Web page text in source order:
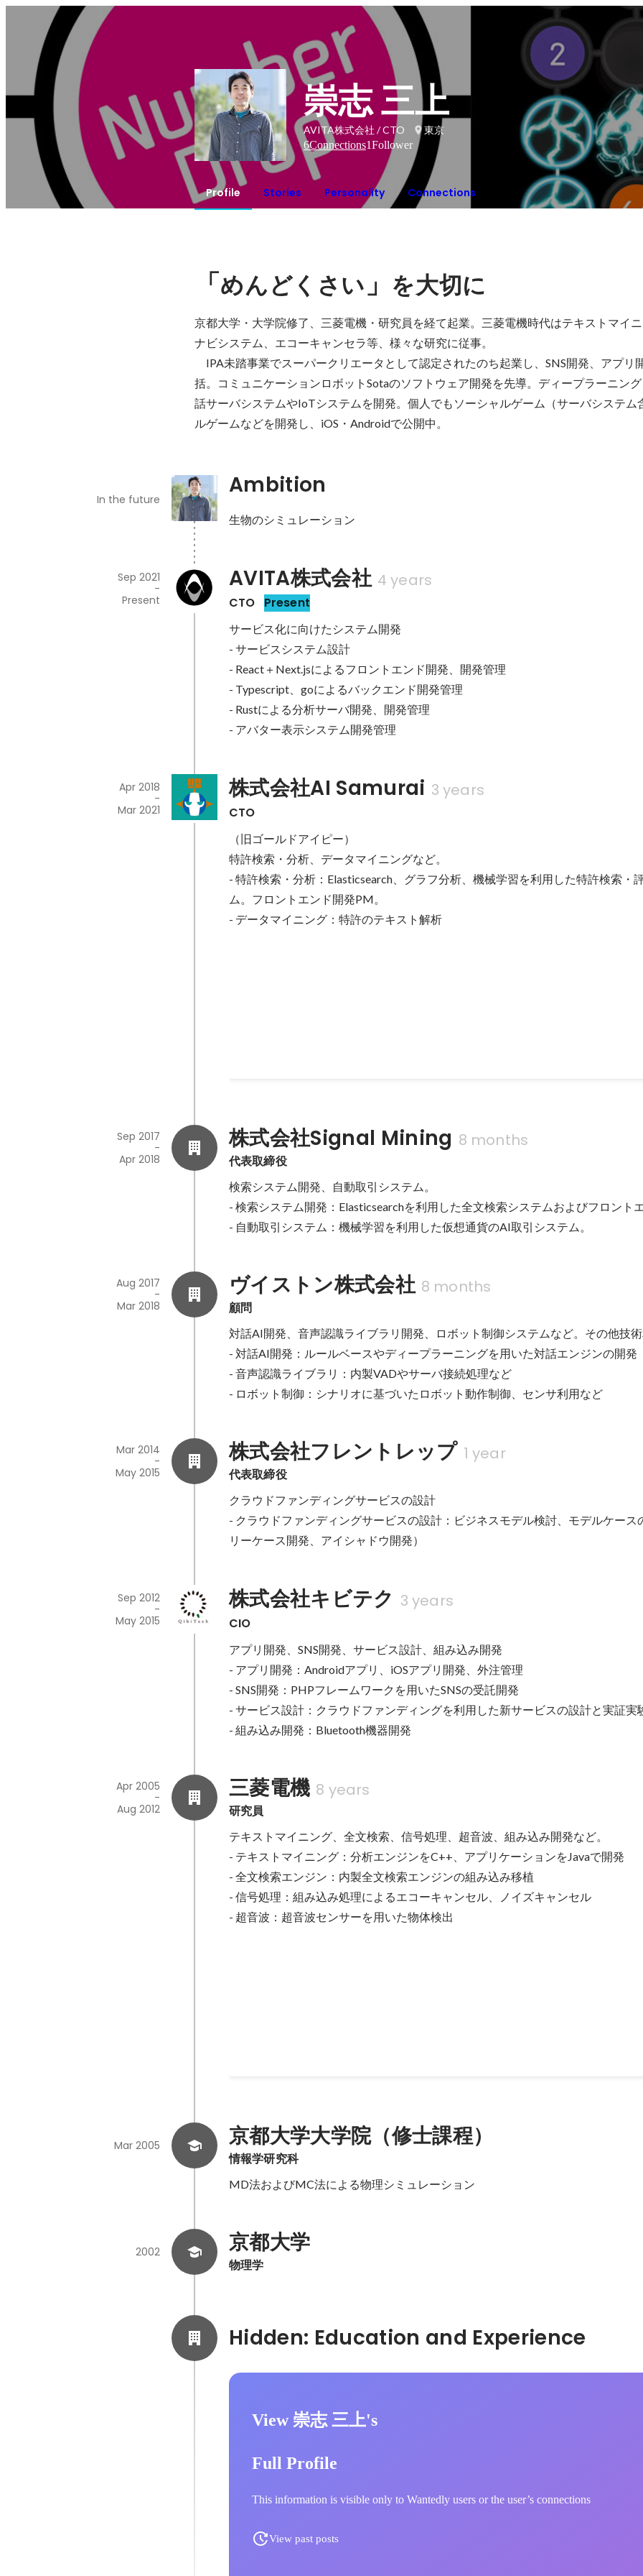
崇志 三上
AVITA株式会社 / CTO
東京
6Connections1Follower
Profile Stories Personality Connections
「めんどくさい」 を大切に
京都大学・大学院修了、三菱電機・研究員を経て起業。三菱電機時代はテキストマイ
ナビシステム、エコーキャンセラ等、様々な研究に従事。
IPA未踏事業でスーパークリエータとして認定されたのち起業し、SNS開発、アプリ
括。コミュニケーションロボットSotaのソフトウェア開発を先導。ディープラーニン
話サーバシステムやIoTシステムを開発。個人でもソーシャルゲーム（サーバシステム
ルゲームなどを開発し、iOS・Androidで公開中。
Ambition
In the future
生物のシミュレーション
AVITA株式会社 4 years
CTO Present
Sep 2021
-
Present
サービス化に向けたシステム開発
- サービスシステム設計
- React＋Next.jsによるフロントエンド開発、開発管理
- Typescript、goによるバックエンド開発管理
- Rustによる分析サーバ開発、開発管理
- アバター表示システム開発管理
株式会社AI Samurai 3 years
CTO
Apr 2018
-
Mar 2021
（旧ゴールドアイピー）
特許検索・分析、データマイニングなど。
- 特許検索・分析：Elasticsearch、グラフ分析、機械学習を利用した特許検索・
ム。フロントエンド開発PM。
- データマイニング：特許のテキスト解析
株式会社Signal Mining 8 months
代表取締役
Sep 2017
-
Apr 2018
検索システム開発、自動取引システム。
- 検索システム開発：Elasticsearchを利用した全文検索システムおよびフロント
- 自動取引システム：機械学習を利用した仮想通貨のAI取引システム。
ヴイストン株式会社 8 months
顧問
Aug 2017
-
Mar 2018
対話AI開発、音声認識ライブラリ開発、ロボット制御システムなど。その他技術
- 対話AI開発：ルールベースやディープラーニングを用いた対話エンジンの開発
- 音声認識ライブラリ：内製VADやサーバ接続処理など
- ロボット制御：シナリオに基づいたロボット動作制御、センサ利用など
株式会社フレントレップ 1 year
代表取締役
Mar 2014
-
May 2015
クラウドファンディングサービスの設計
- クラウドファンディングサービスの設計：ビジネスモデル検討、モデルケース
リーケース開発、アイシャドウ開発）
株式会社キビテク 3 years
CIO
Sep 2012
-
May 2015
アプリ開発、SNS開発、サービス設計、組み込み開発
- アプリ開発：Androidアプリ、iOSアプリ開発、外注管理
- SNS開発：PHPフレームワークを用いたSNSの受託開発
- サービス設計：クラウドファンディングを利用した新サービスの設計と実証実
- 組み込み開発：Bluetooth機器開発
三菱電機 8 years
研究員
Apr 2005
-
Aug 2012
テキストマイニング、全文検索、信号処理、超音波、組み込み開発など。
- テキストマイニング：分析エンジンをC++、アプリケーションをJavaで開発
- 全文検索エンジン：内製全文検索エンジンの組み込み移植
- 信号処理：組み込み処理によるエコーキャンセル、ノイズキャンセル
- 超音波：超音波センサーを用いた物体検出
京都大学大学院（修士課程）
情報学研究科
Mar 2005
MD法およびMC法による物理シミュレーション
京都大学
物理学
2002
View 崇志 三上's
Full Profile
This information is visible only to Wantedly users or the user’s connections
View past posts